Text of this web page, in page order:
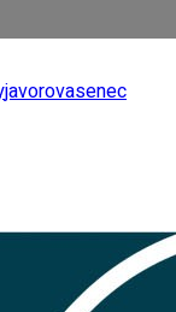
javorovasenec